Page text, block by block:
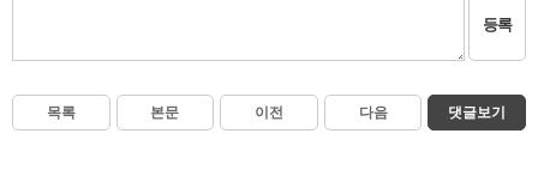
등록
목록 본문 이전 다음 댓글보기